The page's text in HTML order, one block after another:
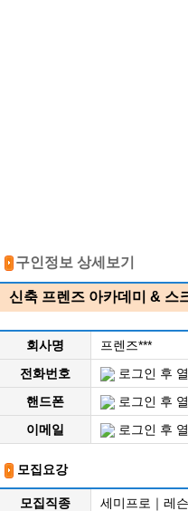
구인정보 상세보기
신축 프렌즈 아카데미 & 스
회사명
프렌즈***
전화번호
로그인 후
핸드폰
로그인 후
이메일
로그인 후
모집요강
모집직종
세미프로｜레